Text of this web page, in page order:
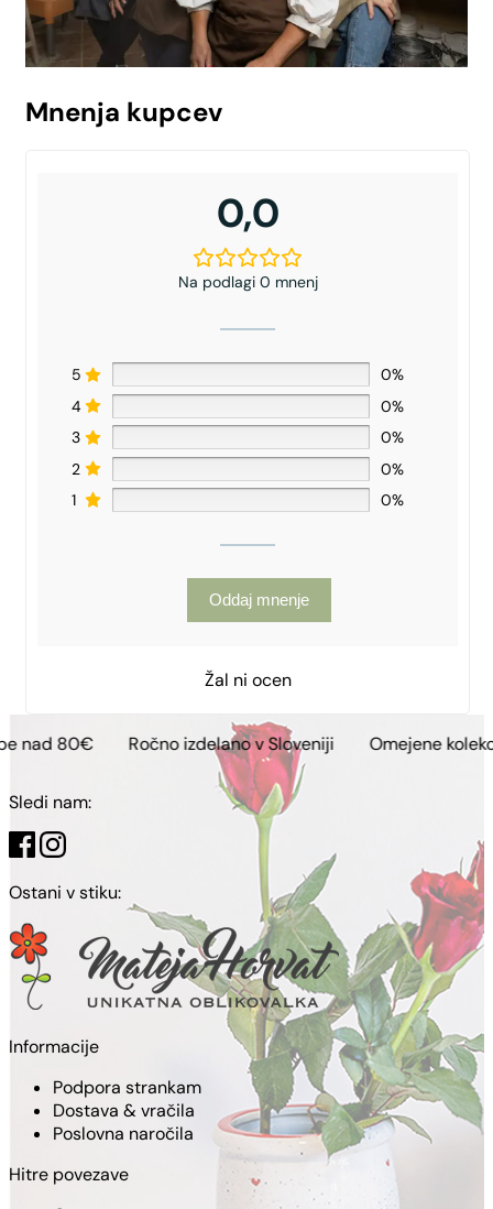
Mnenja kupcev
0,0
Na podlagi 0 mnenj
5
0%
4
0%
3
0%
2
0%
1
0%
Oddaj mnenje
Žal ni ocen
Ročno izdelano v Sloveniji Omejene kolekcije
Sledi nam:
Ostani v stiku:
Informacije
Podpora strankam
Dostava & vračila
Poslovna naročila
Hitre povezave